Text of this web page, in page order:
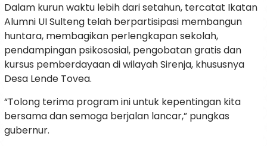
Dalam kurun waktu lebih dari setahun, tercatat Ikatan
Alumni UI Sulteng telah berpartisipasi membangun
huntara, membagikan perlengkapan sekolah,
pendampingan psikososial, pengobatan gratis dan
kursus pemberdayaan di wilayah Sirenja, khususnya
Desa Lende Tovea.
“Tolong terima program ini untuk kepentingan kita
bersama dan semoga berjalan lancar,” pungkas
gubernur.